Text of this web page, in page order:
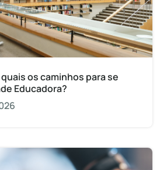
os caminhos para se
Educadora?